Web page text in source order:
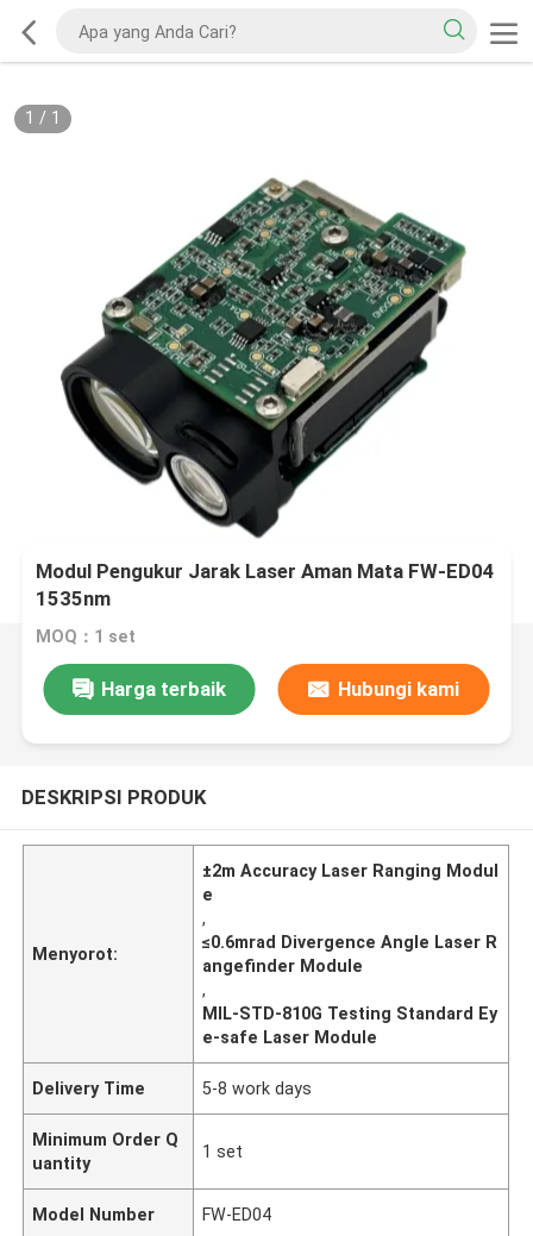
1 / 1
Modul Pengukur Jarak Laser Aman Mata FW-ED04
1535nm
MOQ：1 set
Harga terbaik Hubungi kami
DESKRIPSI PRODUK
Menyorot:
±2m Accuracy Laser Ranging Modul
e
,
≤0.6mrad Divergence Angle Laser R
angefinder Module
,
MIL-STD-810G Testing Standard Ey
e-safe Laser Module
Delivery Time 5-8 work days
Minimum Order Q
uantity
1 set
Model Number FW-ED04